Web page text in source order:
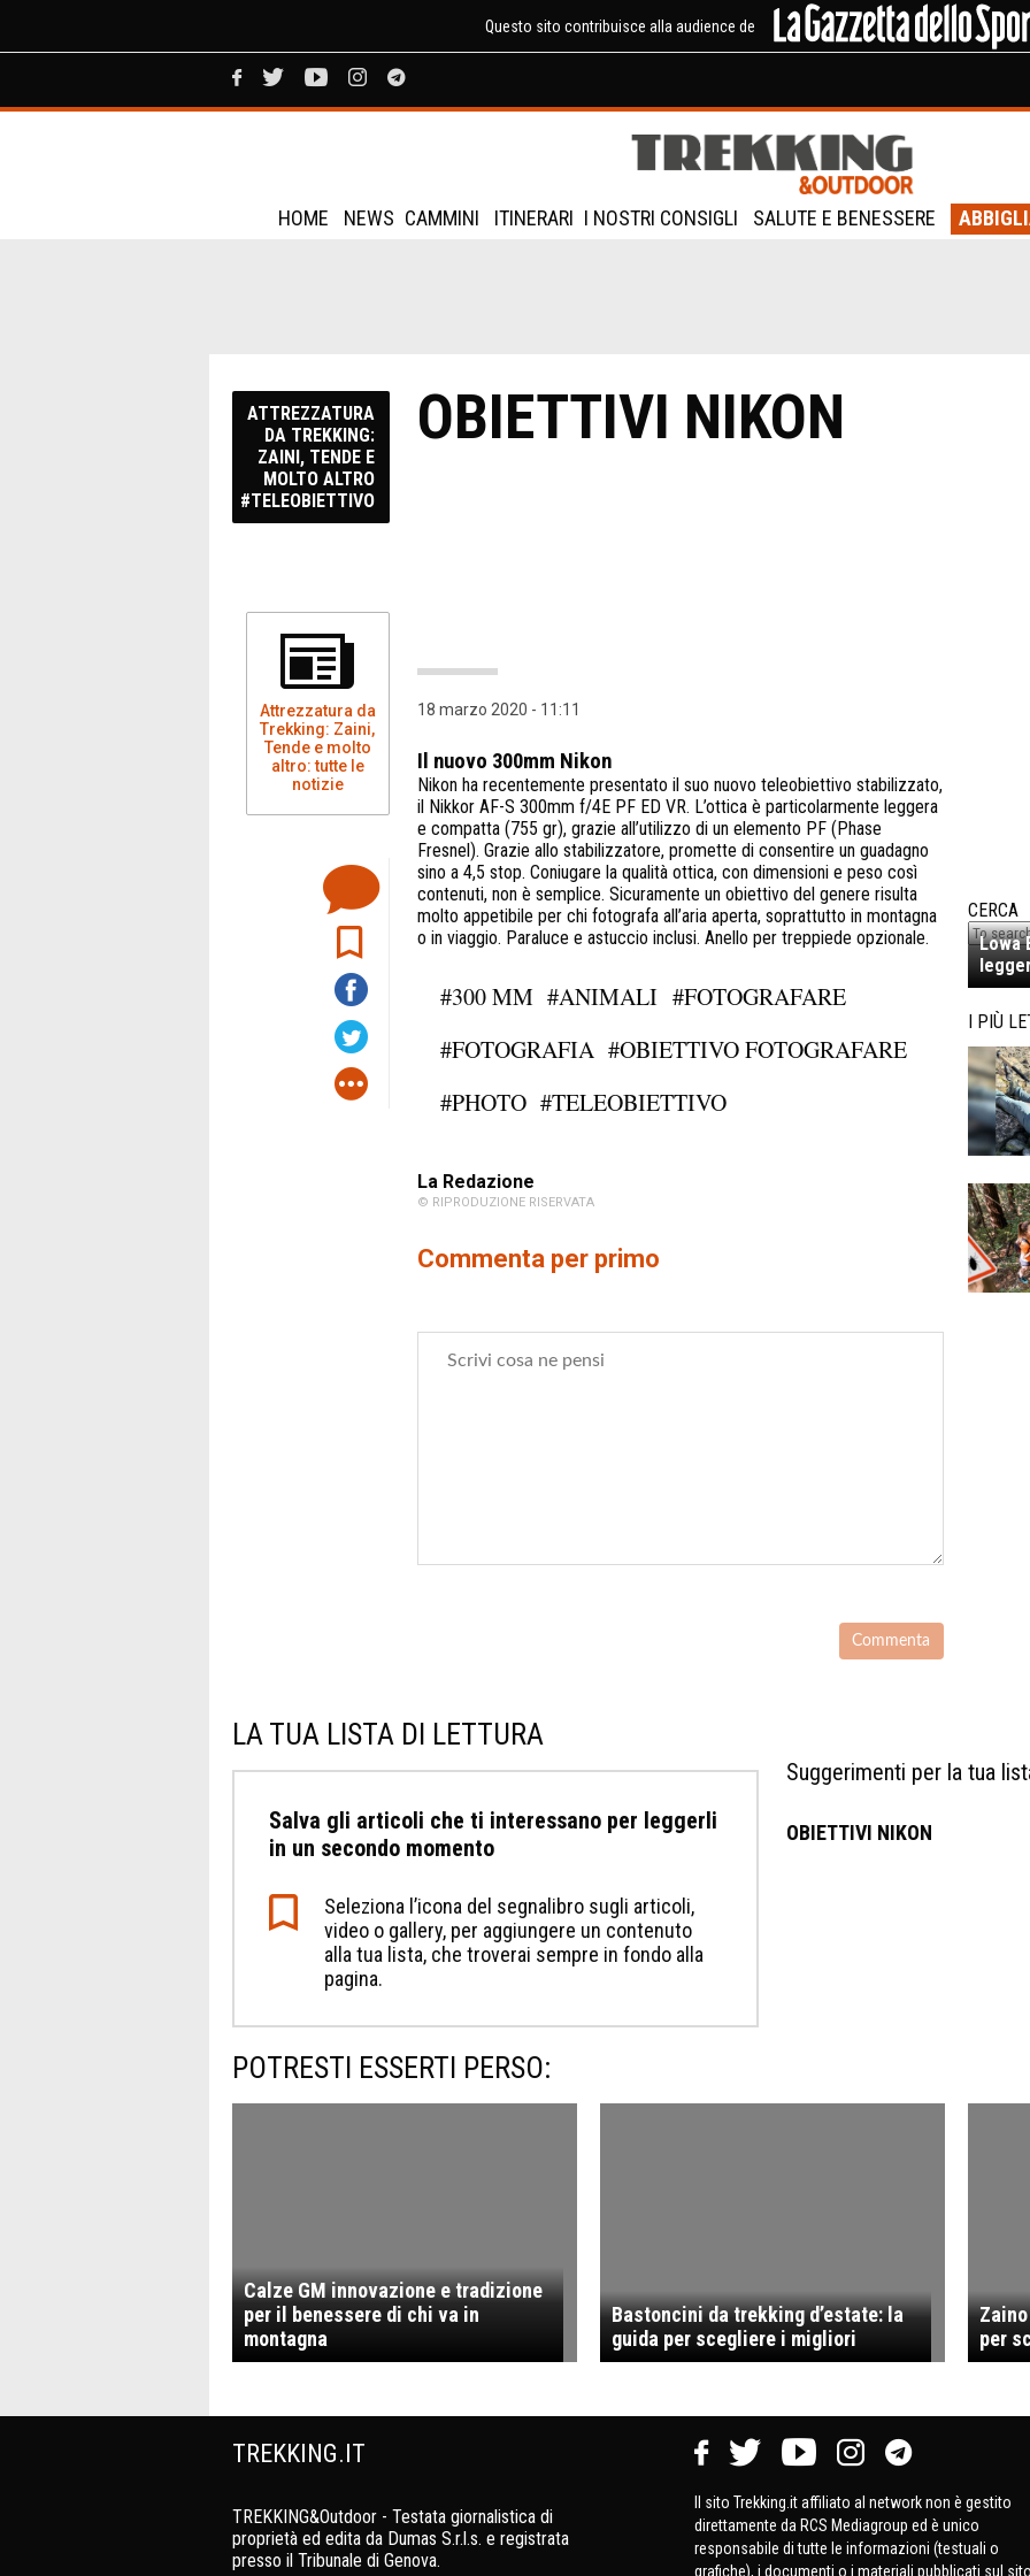
Questo sito contribuisce alla audience de
HOME NEWS CAMMINI ITINERARI I NOSTRI CONSIGLI SALUTE E BENESSERE
ATTREZZATURA
DA TREKKING:
ZAINI, TENDE E
MOLTO ALTRO
#TELEOBIETTIVO
OBIETTIVI NIKON
Attrezzatura da
Trekking: Zaini,
Tende e molto
altro: tutte le
notizie
18 marzo 2020 - 11:11
Il nuovo 300mm Nikon
Nikon ha recentemente presentato il suo nuovo teleobiettivo stabilizzato,
il Nikkor AF-S 300mm f/4E PF ED VR. L’ottica è particolarmente leggera
e compatta (755 gr), grazie all’utilizzo di un elemento PF (Phase
Fresnel). Grazie allo stabilizzatore, promette di consentire un guadagno
sino a 4,5 stop. Coniugare la qualità ottica, con dimensioni e peso così
contenuti, non è semplice. Sicuramente un obiettivo del genere risulta
molto appetibile per chi fotografa all’aria aperta, soprattutto in montagna
o in viaggio. Paraluce e astuccio inclusi. Anello per treppiede opzionale.
#300 MM #ANIMALI #FOTOGRAFARE
#FOTOGRAFIA #OBIETTIVO FOTOGRAFARE
#PHOTO #TELEOBIETTIVO
La Redazione
© RIPRODUZIONE RISERVATA
Commenta per primo
CERCA
Lowa
I PIÙ
LA TUA LISTA DI LETTURA
Salva gli articoli che ti interessano per leggerli
in un secondo momento
Seleziona l’icona del segnalibro sugli articoli,
video o gallery, per aggiungere un contenuto
alla tua lista, che troverai sempre in fondo alla
pagina.
Suggerimenti per la tua
OBIETTIVI NIKON
POTRESTI ESSERTI PERSO:
Calze GM innovazione e tradizione
per il benessere di chi va in
montagna
Bastoncini da trekking d’estate: la
guida per scegliere i migliori
per
TREKKING.IT
TREKKING&Outdoor - Testata giornalistica di
proprietà ed edita da Dumas S.r.l.s. e registrata
presso il Tribunale di Genova.
Il sito Trekking.it affiliato al network non è gestito
direttamente da RCS Mediagroup ed è unico
responsabile di tutte le informazioni (testuali o
grafiche), i documenti o i materiali pubblicati sul